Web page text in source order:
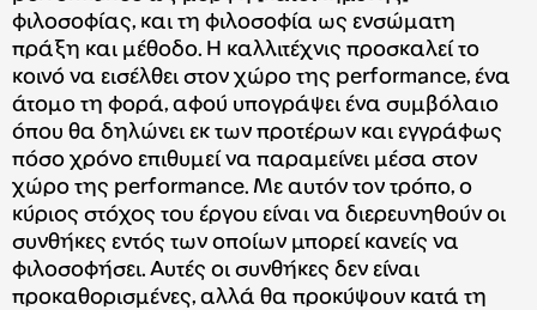
φιλοσοφίας, και τη φιλοσοφία ως ενσώματη
πράξη και μέθοδο. Η καλλιτέχνις προσκαλεί το
κοινό να εισέλθει στον χώρο της performance, ένα
άτομο τη φορά, αφού υπογράψει ένα συμβόλαιο
όπου θα δηλώνει εκ των προτέρων και εγγράφως
πόσο χρόνο επιθυμεί να παραμείνει μέσα στον
χώρο της performance. Με αυτόν τον τρόπο, ο
κύριος στόχος του έργου είναι να διερευνηθούν οι
συνθήκες εντός των οποίων μπορεί κανείς να
φιλοσοφήσει. Αυτές οι συνθήκες δεν είναι
προκαθορισμένες, αλλά θα προκύψουν κατά τη